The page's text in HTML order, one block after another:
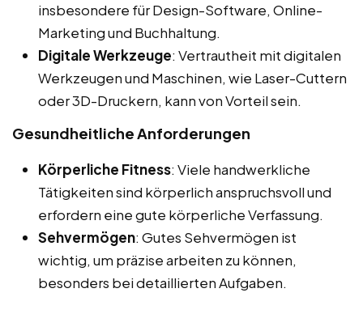
insbesondere für Design-Software, Online-
Marketing und Buchhaltung.
Digitale Werkzeuge: Vertrautheit mit digitalen
Werkzeugen und Maschinen, wie Laser-Cuttern
oder 3D-Druckern, kann von Vorteil sein.
Gesundheitliche Anforderungen
Körperliche Fitness: Viele handwerkliche
Tätigkeiten sind körperlich anspruchsvoll und
erfordern eine gute körperliche Verfassung.
Sehvermögen: Gutes Sehvermögen ist
wichtig, um präzise arbeiten zu können,
besonders bei detaillierten Aufgaben.